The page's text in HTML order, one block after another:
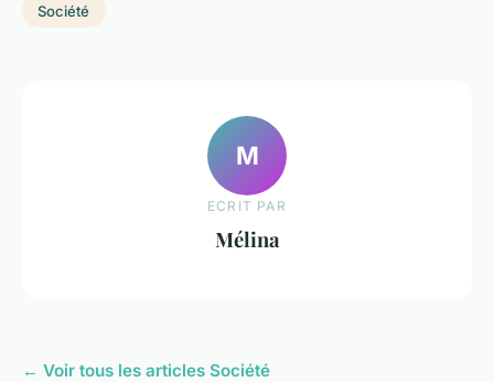
Société
M
ECRIT PAR
Mélina
← Voir tous les articles Société